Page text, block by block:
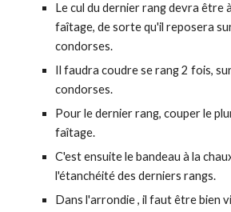
Le cul du dernier rang devra être
faîtage, de sorte qu'il reposera
condorses.
Il faudra coudre se rang 2 fois,
condorses.
Pour le dernier rang, couper le
faîtage.
C'est ensuite le bandeau à la
l'étanchéité des derniers rangs.
Dans l'arrondie , il faut être bien